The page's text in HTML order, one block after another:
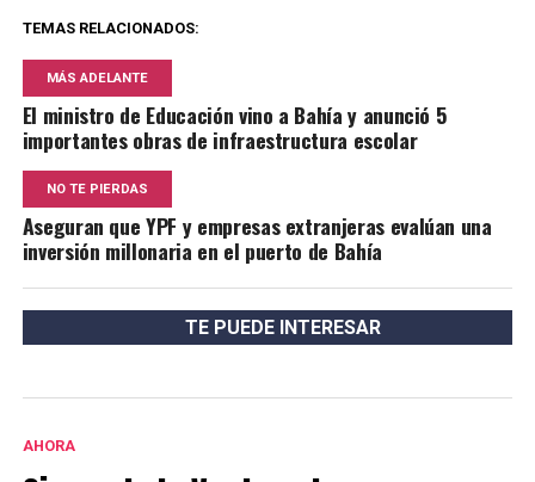
TEMAS RELACIONADOS:
MÁS ADELANTE
El ministro de Educación vino a Bahía y anunció 5
importantes obras de infraestructura escolar
NO TE PIERDAS
Aseguran que YPF y empresas extranjeras evalúan una
inversión millonaria en el puerto de Bahía
TE PUEDE INTERESAR
AHORA